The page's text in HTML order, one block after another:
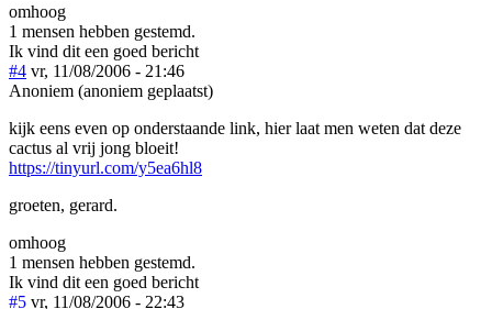
omhoog
1 mensen hebben gestemd.
Ik vind dit een goed bericht
#4 vr, 11/08/2006 - 21:46
Anoniem (anoniem geplaatst)
kijk eens even op onderstaande link, hier laat men weten dat deze
cactus al vrij jong bloeit!
https://tinyurl.com/y5ea6hl8
groeten, gerard.
omhoog
1 mensen hebben gestemd.
Ik vind dit een goed bericht
#5 vr, 11/08/2006 - 22:43